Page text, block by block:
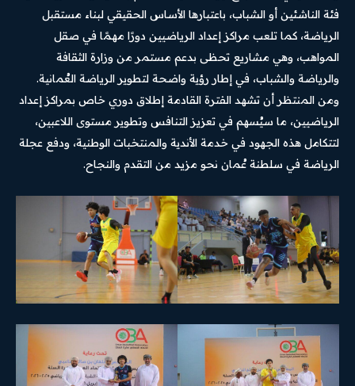
فئة الناشئين أو الشباب، باعتبارها الأساس الحقيقي لبناء مستقبل
الرياضة، كما تلعب مراكز إعداد الرياضيين دورًا مهمًا في صقل
المواهب، وهي مشاريع تحظى بدعم مستمر من وزارة الثقافة
والرياضة والشباب، في إطار رؤية واضحة لتطوير الرياضة العُمانية.
ومن المنتظر أن تشهد الفترة القادمة إطلاق دوري خاص بمراكز إعداد
الرياضيين، ما سيُسهم في تعزيز التنافس وتطوير مستوى اللاعبين،
لتتكامل هذه الجهود في خدمة الأندية والمنتخبات الوطنية، ودفع عجلة
الرياضة في سلطنة عُمان نحو مزيد من التقدم والنجاح.